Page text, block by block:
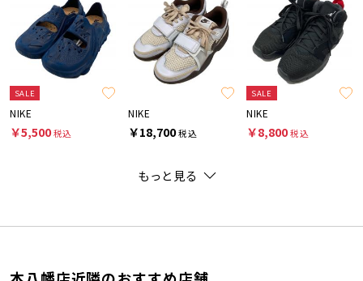
SALE
NIKE
￥5,500税込
NIKE
￥18,700税込
SALE
NIKE
￥8,800税込
もっと見る